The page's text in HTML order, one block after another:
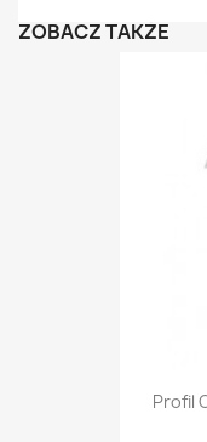
ZOBACZ TAKŻE
Profil